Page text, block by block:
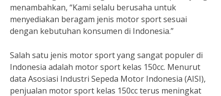
menambahkan, “Kami selalu berusaha untuk
menyediakan beragam jenis motor sport sesuai
dengan kebutuhan konsumen di Indonesia.”
Salah satu jenis motor sport yang sangat populer di
Indonesia adalah motor sport kelas 150cc. Menurut
data Asosiasi Industri Sepeda Motor Indonesia (AISI),
penjualan motor sport kelas 150cc terus meningkat